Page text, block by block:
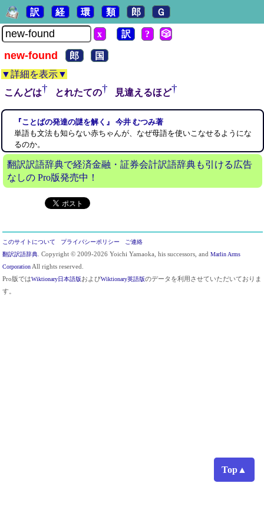
Top▲
訳 経 環 類 郎 Ｇ
x 訳 ? 🎲
new-found 郎
国
▼詳細を表示▼
こんどは† とれたての† 見違えるほど†
『ことばの発達の謎を解く』 今井 むつみ著
単語も文法も知らない赤ちゃんが、なぜ母語を使いこなせるようにな
るのか。
翻訳訳語辞典で経済金融・証券会計訳語辞典も引ける広告
なしの Pro版発売中！
このサイトについて プライバシーポリシー
ご連絡
翻訳訳語辞典. Copyright © 2009-2026 Yoichi Yamaoka, his successors, and Marlin Arms
CorporationAll rights reserved.
Pro版ではWiktionary日本語版およびWiktionary英語版のデータを利用させていただいておりま
す。